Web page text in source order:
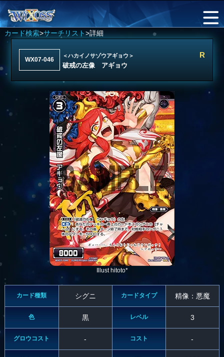
カード検索>サーチリスト>詳細
WX07-046
＜ハカイノサゾウアギョウ＞
破戒の左像 アギョウ
R
Illust hitoto*
カード種類 シグニ カードタイプ 精像：悪魔
色 黒 レベル 3
グロウコスト - コスト -